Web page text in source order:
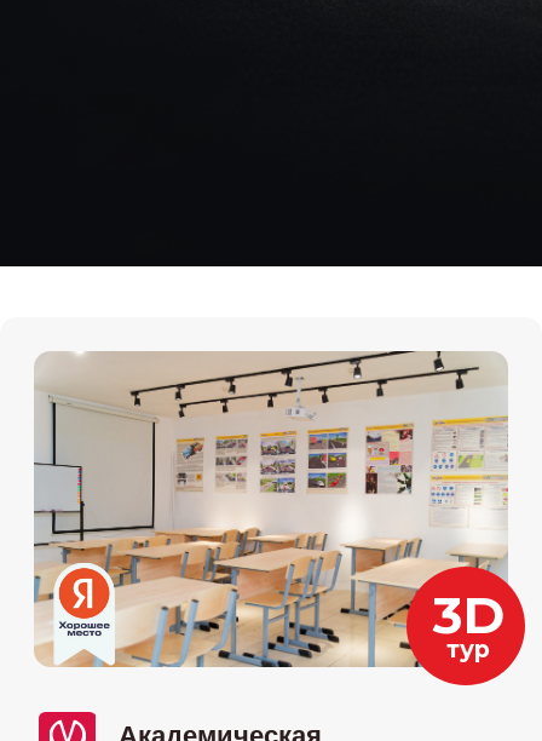
Академическая
28.05-очно (вторник и четверг) 19:00-
08.06-онлайн (понедельник и
Даты старта групп и их
расписание
+7 (921) 302-06-48
Гражданский проспект, 49к1
Пн-пт с 11:00 до 19:00